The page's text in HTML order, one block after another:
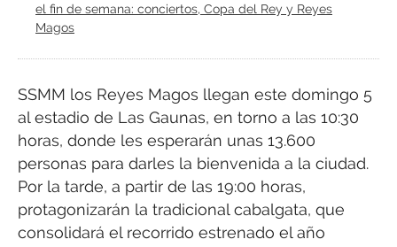
el fin de semana: conciertos, Copa del Rey y Reyes
Magos
SSMM los Reyes Magos llegan este domingo 5
al estadio de Las Gaunas, en torno a las 10:30
horas, donde les esperarán unas 13.600
personas para darles la bienvenida a la ciudad.
Por la tarde, a partir de las 19:00 horas,
protagonizarán la tradicional cabalgata, que
consolidará el recorrido estrenado el año